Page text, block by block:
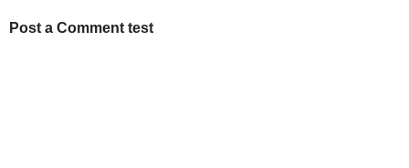
Post a Comment test